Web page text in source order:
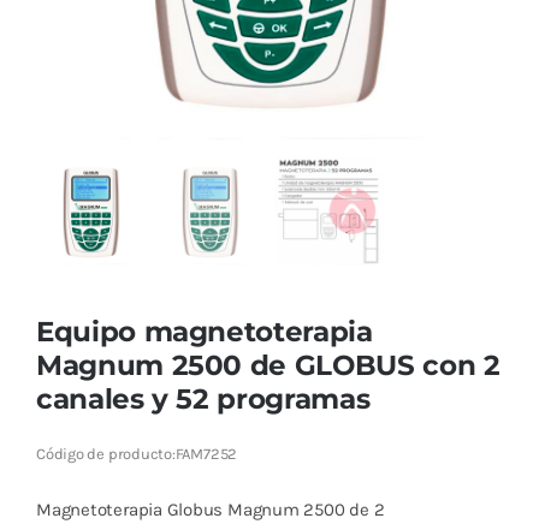
Material de
enseñanza
Equipo magnetoterapia
Magnum 2500 de GLOBUS con 2
canales y 52 programas
Código de producto:FAM7252
Magnetoterapia Globus Magnum 2500 de 2